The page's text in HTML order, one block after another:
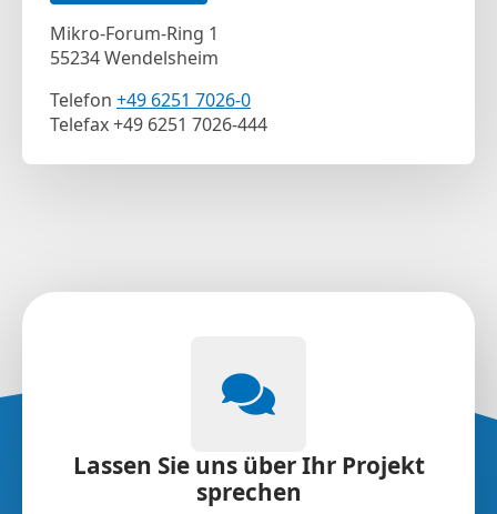
Mikro-Forum-Ring 1
55234 Wendelsheim
Telefon +49 6251 7026-0
Telefax +49 6251 7026-444
Lassen Sie uns über Ihr Projekt
sprechen